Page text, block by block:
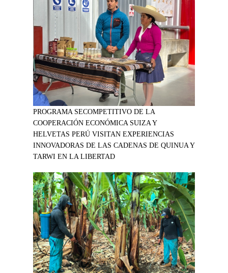
PROGRAMA SECOMPETITIVO DE LA
COOPERACIÓN ECONÓMICA SUIZA Y
HELVETAS PERÚ VISITAN EXPERIENCIAS
INNOVADORAS DE LAS CADENAS DE QUINUA Y
TARWI EN LA LIBERTAD